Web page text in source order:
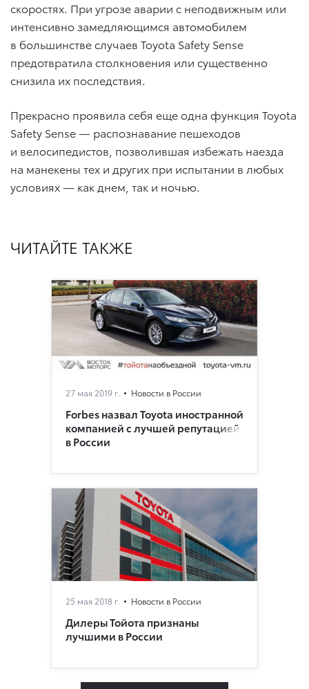
скоростях. При угрозе аварии с неподвижным или
интенсивно замедляющимся автомобилем
в большинстве случаев Toyota Safety Sense
предотвратила столкновения или существенно
снизила их последствия.
Прекрасно проявила себя еще одна функция Toyota
Safety Sense — распознавание пешеходов
и велосипедистов, позволившая избежать наезда
на манекены тех и других при испытании в любых
условиях — как днем, так и ночью.
ЧИТАЙТЕ ТАКЖЕ
27 мая 2019 г. Новости в России
Forbes назвал Toyota иностранной
компанией с лучшей репутацией
в России
25 мая 2018 г. Новости в России
Дилеры Тойота признаны
лучшими в России